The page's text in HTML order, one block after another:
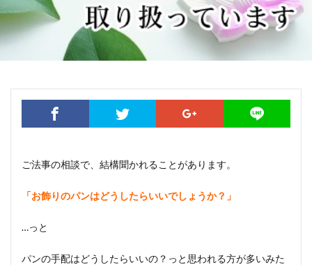
ご法事の相談で、結構聞かれることがあります。
「お飾りのパンはどうしたらいいでしょうか？」
…っと
パンの手配はどうしたらいいの？っと思われる方が多いみた